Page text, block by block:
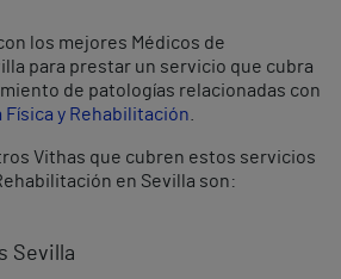
los mejores Médicos de
para prestar un servicio que cubra
de patologías relacionadas con
Física y Rehabilitación
Vithas que cubren estos servicios
en Sevilla son:
Sevilla